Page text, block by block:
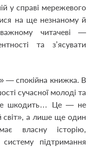
у справі мережевого
на ще незнаному й
читачеві —
та з’ясувати
— спокійна книжка. В
сучасної молоді та
шкодить… Це — не
світ», а лише ще один
власну історію,
підтримання